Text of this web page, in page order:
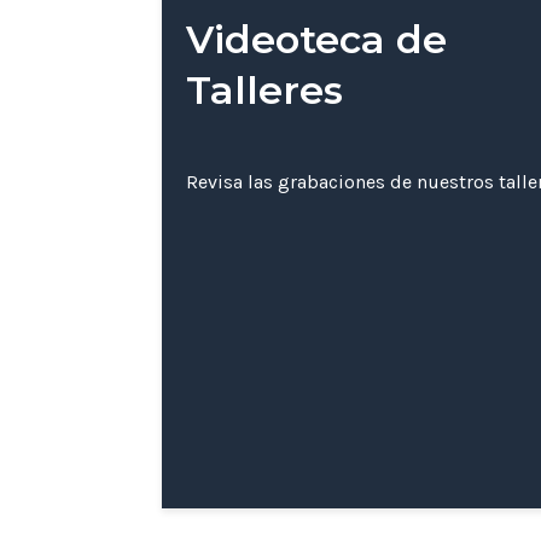
Videoteca de
Talleres
Revisa las grabaciones de nuestros